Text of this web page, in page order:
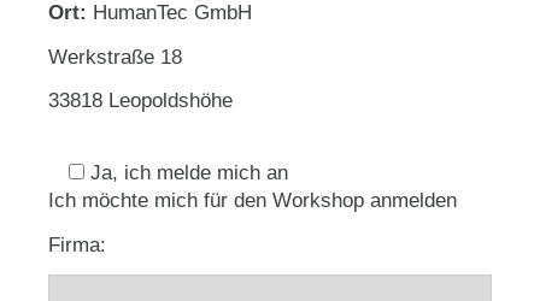
Ort: HumanTec GmbH
Werkstraße 18
33818 Leopoldshöhe
Ja, ich melde mich an
Ich möchte mich für den Workshop anmelden
Firma: